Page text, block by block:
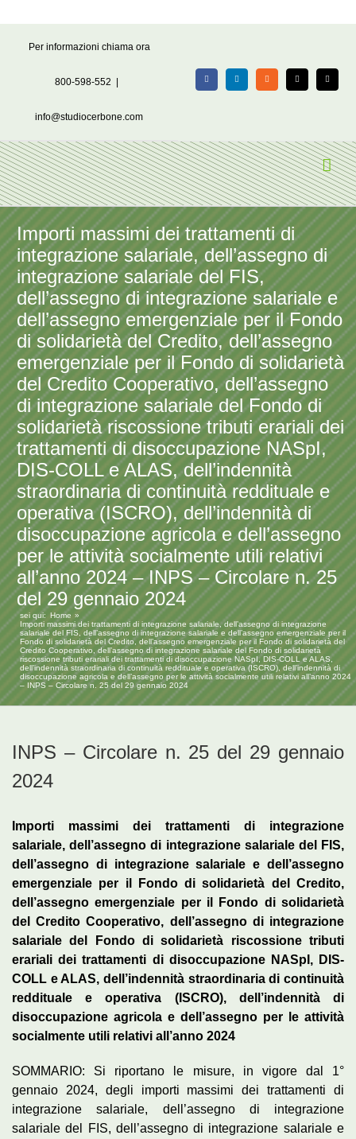
Per informazioni chiama ora
800-598-552
info@studiocerbone.com
FacebookLinkedIn Rss X Email
Importi massimi dei trattamenti di
integrazione salariale, dell’assegno di
integrazione salariale del FIS,
dell’assegno di integrazione salariale e
dell’assegno emergenziale per il Fondo
di solidarietà del Credito, dell’assegno
emergenziale per il Fondo di solidarietà
del Credito Cooperativo, dell’assegno
di integrazione salariale del Fondo di
solidarietà riscossione tributi erariali dei
trattamenti di disoccupazione NASpI,
DIS-COLL e ALAS, dell’indennità
straordinaria di continuità reddituale e
operativa (ISCRO), dell’indennità di
disoccupazione agricola e dell’assegno
per le attività socialmente utili relativi
all’anno 2024 – INPS – Circolare n. 25
del 29 gennaio 2024
sei qui:
Home
Importi massimi dei trattamenti di integrazione salariale, dell’assegno di integrazione
salariale del FIS, dell’assegno di integrazione salariale e dell’assegno emergenziale per il
Fondo di solidarietà del Credito, dell’assegno emergenziale per il Fondo di solidarietà del
Credito Cooperativo, dell’assegno di integrazione salariale del Fondo di solidarietà
riscossione tributi erariali dei trattamenti di disoccupazione NASpI, DIS-COLL e ALAS,
dell’indennità straordinaria di continuità reddituale e operativa (ISCRO), dell’indennità di
disoccupazione agricola e dell’assegno per le attività socialmente utili relativi all’anno 2024
– INPS – Circolare n. 25 del 29 gennaio 2024
INPS – Circolare n. 25 del 29 gennaio
2024
Importi massimi dei trattamenti di integrazione
salariale, dell’assegno di integrazione salariale del FIS,
dell’assegno di integrazione salariale e dell’assegno
emergenziale per il Fondo di solidarietà del Credito,
dell’assegno emergenziale per il Fondo di solidarietà
del Credito Cooperativo, dell’assegno di integrazione
salariale del Fondo di solidarietà riscossione tributi
erariali dei trattamenti di disoccupazione NASpI, DIS-
COLL e ALAS, dell’indennità straordinaria di continuità
reddituale e operativa (ISCRO), dell’indennità di
disoccupazione agricola e dell’assegno per le attività
socialmente utili relativi all’anno 2024
SOMMARIO: Si riportano le misure, in vigore dal 1°
gennaio 2024, degli importi massimi dei trattamenti di
integrazione salariale, dell’assegno di integrazione
salariale del FIS, dell’assegno di integrazione salariale e